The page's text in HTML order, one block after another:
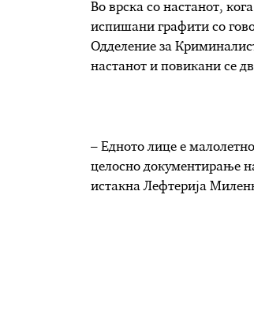
Во врска со настанот,
испишани графити со
Одделение за
настанот и повикани се
– Едното лице е
целосно документирање
истакна Лефтерија